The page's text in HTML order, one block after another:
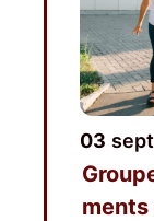
03
ments